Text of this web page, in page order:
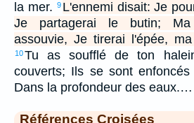
la mer. 9 L'ennemi disait: Je
Je partagerai le butin; Ma
assouvie, Je tirerai l'épée,
10Tu as soufflé de ton
couverts; Ils se sont
Dans la profondeur des eaux.…
Références Croisées